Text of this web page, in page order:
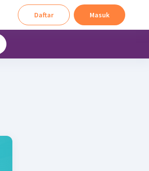
Daftar Masuk